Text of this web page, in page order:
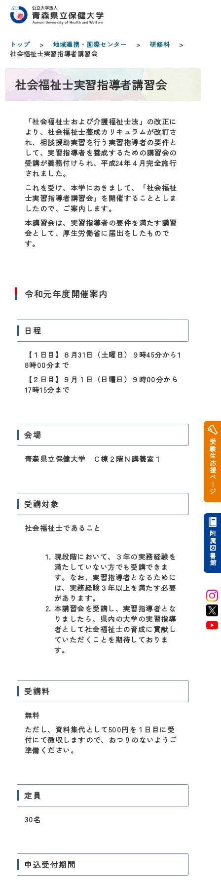
トップ > 地域連携・国際センター >研修科>
社会福祉士実習指導者講習会
社会福祉士実習指導者講習会
「社会福祉士および介護福祉士法」の改正に
より、社会福祉士養成カリキュラムが改訂さ
れ、相談援助実習を行う実習指導者の要件と
して、実習指導者を養成するための講習会の
受講が義務付けられ、平成24年４月完全施行
されました。
これを受け、本学におきまして、「社会福祉
士実習指導者講習会」を開催することとしま
したので、ご案内します。
本講習会は、実習指導者の要件を満たす講習
会として、厚生労働省に届出をしたもので
す。
令和元年度開催案内
日程
【１日目】 ８月31日（土曜日）
９時45分から1
8時00分まで
【２日目】
９月１日（日曜日）
９時00分から
17時15分まで
会場
青森県立保健大学 Ｃ棟２階Ｎ講義室１
受講対象
社会福祉士であること
現段階において、３年の実務経験を
満たしていない方でも受講できま
す。なお、実習指導者となるために
は、実務経験３年以上を満たす必要
があります。
本講習会を受講し、実習指導者とな
りましたら、県内の大学の実習指導
者として社会福祉士の育成に貢献し
ていただくことを期待しておりま
す。
受講料
無料
ただし、資料集代として500円を１日目に受
付にて徴収しますので、おつりのないようご
準備ください。
定員
30名
申込受付期間
受験生応援ページ
附属図書館